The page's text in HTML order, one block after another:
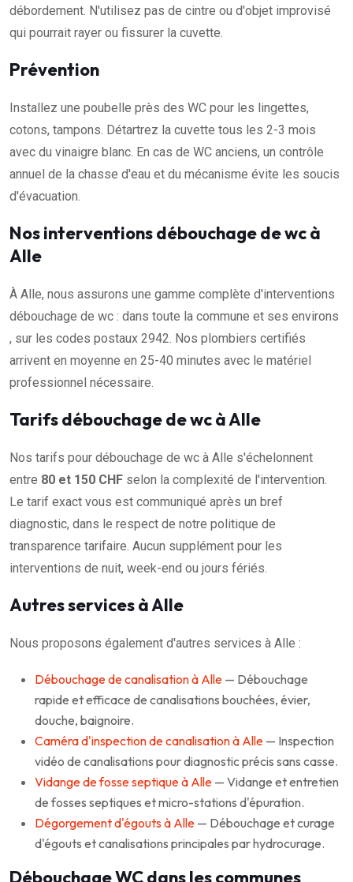
débordement. N'utilisez pas de cintre ou d'objet improvisé
qui pourrait rayer ou fissurer la cuvette.
Prévention
Installez une poubelle près des WC pour les lingettes,
cotons, tampons. Détartrez la cuvette tous les 2-3 mois
avec du vinaigre blanc. En cas de WC anciens, un contrôle
annuel de la chasse d'eau et du mécanisme évite les soucis
d'évacuation.
Nos interventions débouchage de wc à
Alle
À Alle, nous assurons une gamme complète d'interventions
débouchage de wc : dans toute la commune et ses environs
, sur les codes postaux 2942. Nos plombiers certifiés
arrivent en moyenne en 25-40 minutes avec le matériel
professionnel nécessaire.
Tarifs débouchage de wc à Alle
Nos tarifs pour débouchage de wc à Alle s'échelonnent
entre 80 et 150 CHF selon la complexité de l'intervention.
Le tarif exact vous est communiqué après un bref
diagnostic, dans le respect de notre politique de
transparence tarifaire. Aucun supplément pour les
interventions de nuit, week-end ou jours fériés.
Autres services à Alle
Nous proposons également d'autres services à Alle :
Débouchage de canalisation à Alle — Débouchage
rapide et efficace de canalisations bouchées, évier,
douche, baignoire.
Caméra d'inspection de canalisation à Alle — Inspection
vidéo de canalisations pour diagnostic précis sans casse.
Vidange de fosse septique à Alle — Vidange et entretien
de fosses septiques et micro-stations d'épuration.
Dégorgement d'égouts à Alle — Débouchage et curage
d'égouts et canalisations principales par hydrocurage.